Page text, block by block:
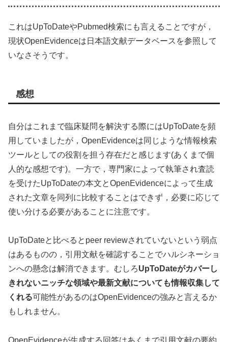
これはUpToDateやPubmed検索にも言えることですが，
現状OpenEvidenceは日本語文献データベースを参照して
いなさそうです。
感想
自分はこれまで臨床疑問を解決する際にはUpToDateを頻
用していましたが，OpenEvidenceは同じような情報検索
ツールとしての役割を担う存在だと感じます(あくまで個
人的な感想です)。一方で，専門家によって執筆され査読
を受けたUpToDateの本文とOpenEvidenceによって生成
された文章を同列に比較することはできず，必要に応じて
使い分ける必要があることに注意です。
UpToDateと比べるとpeer reviewされていないという弱点
はあるものの，引用文献を確認することでハルシネーショ
ンへの懸念は解消できます。むしろUpToDateがカバーし
きれないニッチな領域や最新文献についても情報収集して
くれる可能性があるのはOpenEvidenceの強みと言えるか
もしれません。